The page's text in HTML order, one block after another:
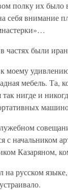
полку их
себя внимание
частях были
моему
мебель. Та,
так нигде и
с начальником
Казаряном,
на русском